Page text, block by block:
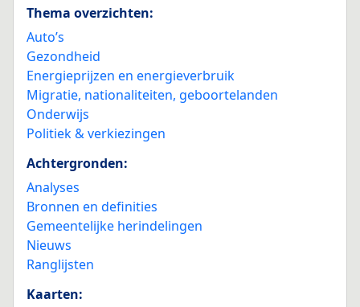
Thema overzichten:
Auto’s
Gezondheid
Energieprijzen en energieverbruik
Migratie, nationaliteiten, geboortelanden
Onderwijs
Politiek & verkiezingen
Achtergronden:
Analyses
Bronnen en definities
Gemeentelijke herindelingen
Nieuws
Ranglijsten
Kaarten: